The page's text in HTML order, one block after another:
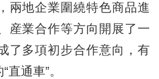
地企業圍繞特色商品進
産業合作等方向開展了一
了多項初步合作意向，有
通車”。